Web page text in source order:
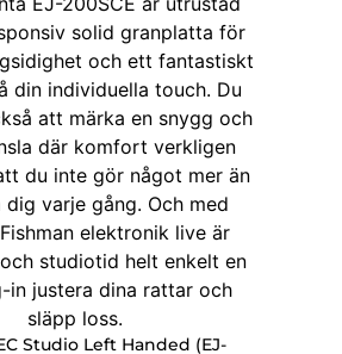
Studio Left Handed (EJ-